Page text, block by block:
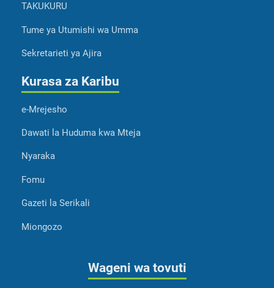
TAKUKURU
Tume ya Utumishi wa Umma
Sekretarieti ya Ajira
Kurasa za Karibu
e-Mrejesho
Dawati la Huduma kwa Mteja
Nyaraka
Fomu
Gazeti la Serikali
Miongozo
Wageni wa tovuti